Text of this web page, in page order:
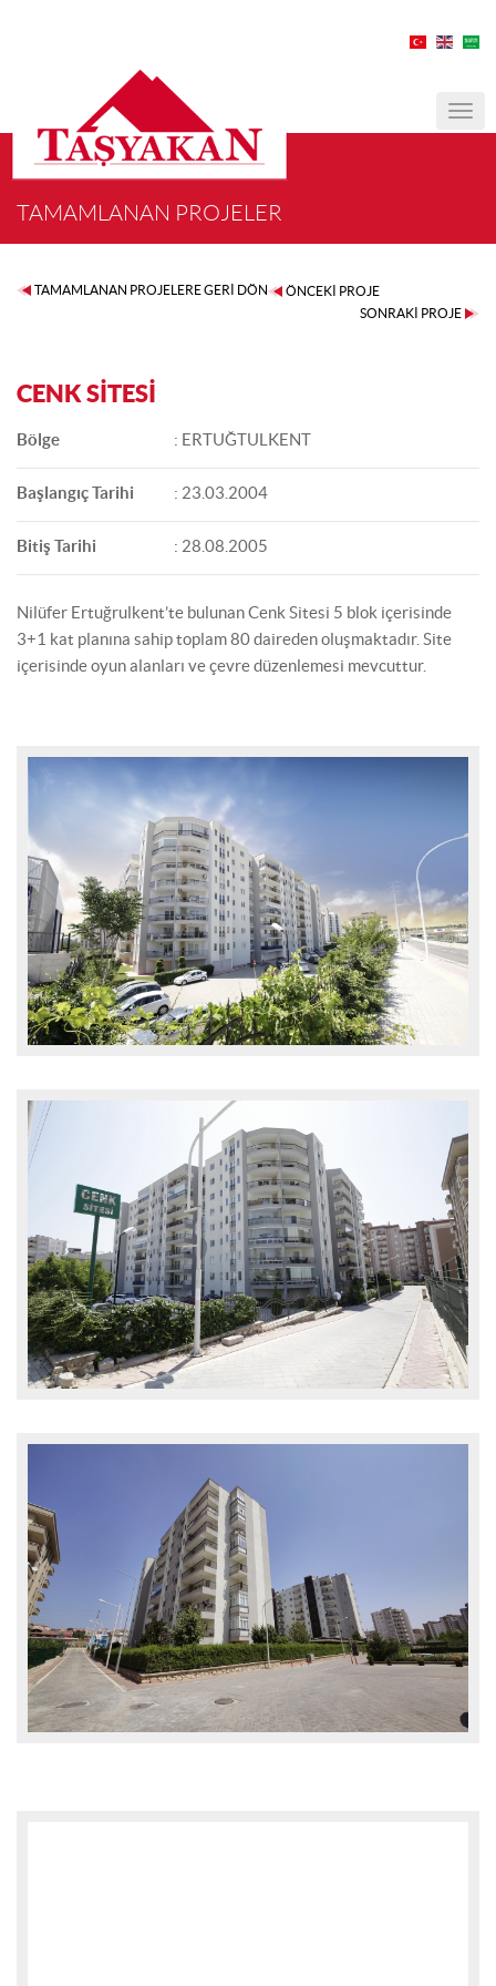
TAMAMLANAN PROJELER
TAMAMLANAN PROJELERE GERİ DÖN
ÖNCEKİ PROJE
SONRAKİ PROJE
CENK SİTESİ
Bölge : ERTUĞTULKENT
Başlangıç Tarihi : 23.03.2004
Bitiş Tarihi : 28.08.2005
Nilüfer Ertuğrulkent’te bulunan Cenk Sitesi 5 blok içerisinde
3+1 kat planına sahip toplam 80 daireden oluşmaktadır. Site
içerisinde oyun alanları ve çevre düzenlemesi mevcuttur.